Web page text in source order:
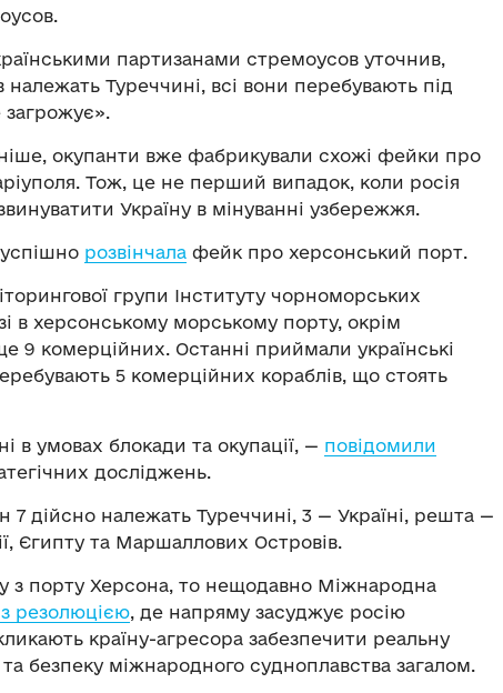
партизанами стремоусов уточнив,
належать Туреччині, всі вони перебувають під
загрожує».
окупанти вже фабрикували схожі фейки про
Тож, це не перший випадок, коли росія
Україну в мінуванні узбережжя.
розвінчала фейк про херсонський порт.
групи Інституту чорноморських
в херсонському морському порту, окрім
9 комерційних. Останні приймали українські
5 комерційних кораблів, що стоять
в умовах блокади та окупації, — повідомили
досліджень.
7 дійсно належать Туреччині, 3 — Україні, решта —
Єгипту та Маршаллових Островів.
з порту Херсона, то нещодавно Міжнародна
резолюцією, де напряму засуджує росію
країну-агресора забезпечити реальну
та безпеку міжнародного судноплавства загалом.